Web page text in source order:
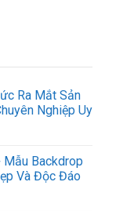
Ra Mắt Sản
Nghiệp Uy
Backdrop
Và Độc Đáo